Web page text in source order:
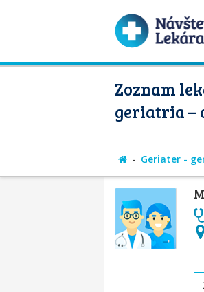
Zoznam
geriatria –
Geriater -